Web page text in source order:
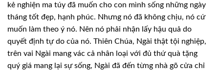
kẻ nghiện ma túy đã muốn cho con mình sống những ngày
tháng tốt đẹp, hạnh phúc. Nhưng nó đã không chịu, nó cứ
muốn làm theo ý nó. Nên nó phải nhận lấy hậu quả do
quyết định tự do của nó. Thiên Chúa, Ngài thật tội nghiệp,
trên vai Ngài mang vác cả nhân loại với đủ thứ quà tặng
quý giá mang lại sự sống, Ngài đã đến từng nhà gõ cửa chỉ